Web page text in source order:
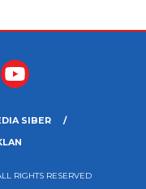
SIBER
RIGHTS RESERVED